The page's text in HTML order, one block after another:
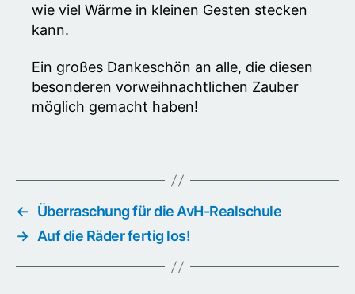
wie viel Wärme in kleinen Gesten stecken
kann.
Ein großes Dankeschön an alle, die diesen
besonderen vorweihnachtlichen Zauber
möglich gemacht haben!
←
Überraschung für die AvH-Realschule
→ Auf die Räder fertig los!